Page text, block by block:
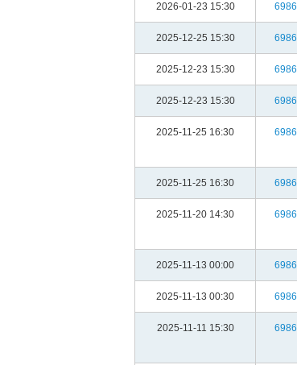
2026-01-23 15:30 6986
2025-12-25 15:30 6986
2025-12-23 15:30 6986
2025-12-23 15:30 6986
2025-11-25 16:30 6986
2025-11-25 16:30 6986
2025-11-20 14:30 6986
2025-11-13 00:00 6986
2025-11-13 00:30 6986
2025-11-11 15:30 6986